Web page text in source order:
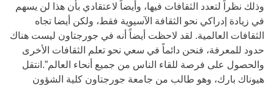
وذلك نظراً لتعدد الثقافات فيها، وأيضاً لاعتقادي بأن هذا لن يسهم
في زيادة إدراكي نحو الثقافة الآسيوية فقط، ولكن أيضا تجاه
الثقافات العالمية. لقد لاحظت أيضاً أنه في جورجتاون ليست هناك
حدود للمعرفة، فنحن دائماً في سعي نحو تعلم الثقافات الأخرى
والحصول على فرصة للقاء الناس من جميع أنحاء العالم”.انتقل
هيوناك بارك، وهو طالب من جامعة جورجتاون كلية الشؤون